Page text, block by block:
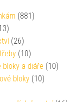
(881)
(26)
(10)
bloky a diáře (10)
bloky (10)